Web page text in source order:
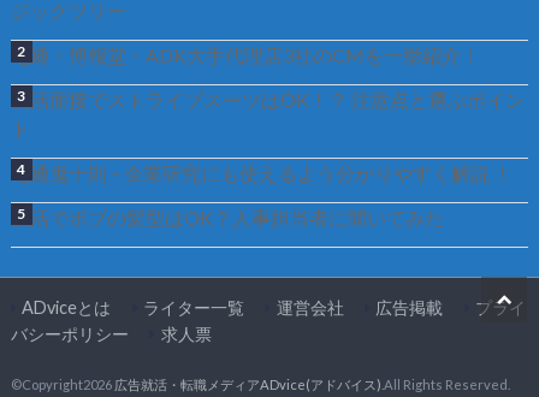
ジックツリー
電通・博報堂・ADK大手代理店3社のCMを一挙紹介！
就活面接でストライプスーツはOK！？ 注意点と選ぶポイン
ト
電通鬼十則 – 企業研究にも使えるよう分かりやすく解説 ！
就活でボブの髪型はOK？人事担当者に聞いてみた
ADviceとは ライター一覧 運営会社 広告掲載
プライ
バシーポリシー
求人票
©Copyright2026 広告就活・転職メディアADvice(アドバイス) .All Rights Reserved.